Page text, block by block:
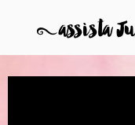
8assista